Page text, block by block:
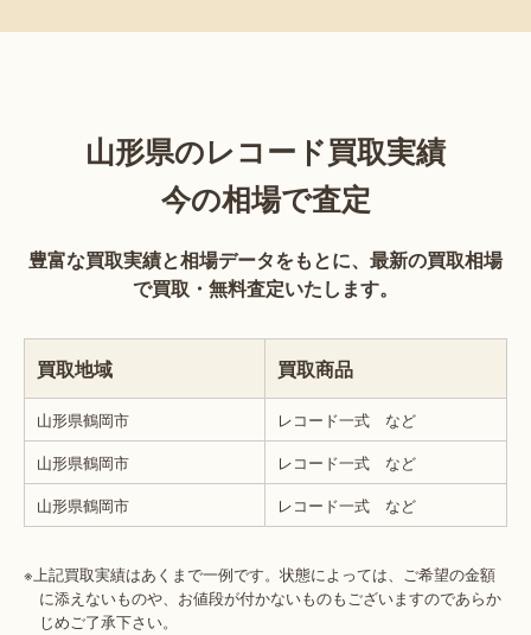
山形県のレコード買取実績
今の相場で査定
豊富な買取実績と相場データをもとに、最新の買取相場
で買取・無料査定いたします。
買取地域 買取商品
山形県鶴岡市
レコード一式 など
山形県鶴岡市
レコード一式 など
山形県鶴岡市
レコード一式 など
※上記買取実績はあくまで一例です。状態によっては、ご希望の金額
に添えないものや、お値段が付かないものもございますのであらか
じめご了承下さい。